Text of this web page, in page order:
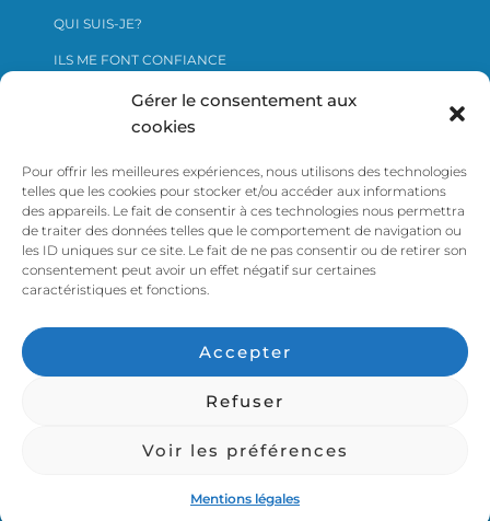
Gérer le consentement aux
cookies
Pour offrir les meilleures expériences, nous utilisons des technologies
telles que les cookies pour stocker et/ou accéder aux informations
des appareils. Le fait de consentir à ces technologies nous permettra
de traiter des données telles que le comportement de navigation ou
les ID uniques sur ce site. Le fait de ne pas consentir ou de retirer son
consentement peut avoir un effet négatif sur certaines
caractéristiques et fonctions.
Accepter
Refuser
Voir les préférences
Mentions légales
QUI SUIS-JE?
ILS ME FONT CONFIANCE
ME CONTACTER
Cliquer ici pour voir le certificat Qualiopi
ACCUEIL COACH DIRIGEANT ET ENTREPRENEUR
FAIRE SON BILAN DE COMPÉTENCES AVEC L’IKIGAI SUR